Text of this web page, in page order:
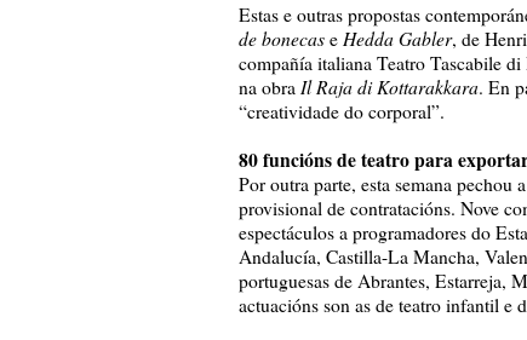
Estas e outras propostas
de bonecas e Hedda Gabler, de
compañía italiana Teatro Tascabile
na obra Il Raja di Kottarakkara. En
“creatividade do corporal”.
80 funcións de teatro para
Por outra parte, esta semana pechou a
provisional de contratacións. Nove
espectáculos a programadores do
Andalucía, Castilla-La Mancha,
portuguesas de Abrantes, Estarreja,
actuacións son as de teatro infantil e